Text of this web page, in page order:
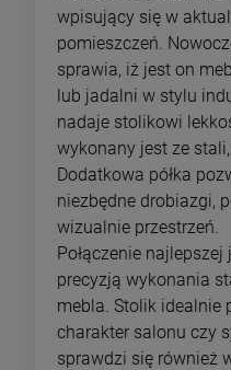
wpisujący się w
pomieszczeń.
sprawia, iż jest on
lub jadalni w stylu
nadaje stolikowi
wykonany jest ze
Dodatkowa półka
niezbędne drobiazgi,
wizualnie przestrzeń.
Połączenie
precyzją wykonania
mebla. Stolik idealnie
charakter salonu czy
sprawdzi się również